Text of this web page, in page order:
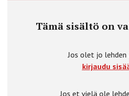
Tämä sisältö on
Jos olet jo lehden
kirjaudu
Jos et vielä ole